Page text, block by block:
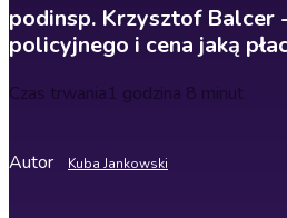
podinsp. Krzysztof Balcer
policyjnego i cena jaką
Czas trwania1 godzina 8 minut
Autor Kuba Jankowski